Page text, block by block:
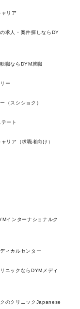
リア
求人・案件探しならDY
職ならDYM就職
ー
（スシショク）
ート
リア（求職者向け）
インターナショナルク
ィカルセンター
ニックならDYMメディ
のクリニックJapanese